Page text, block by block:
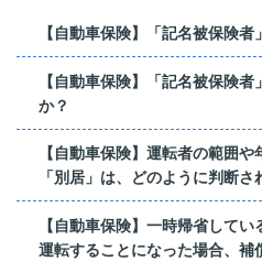
【自動車保険】「記名被保険者
【自動車保険】「記名被保険
か？
【自動車保険】運転者の範囲
「別居」は、どのように判断さ
【自動車保険】一時帰省して
運転することになった場合、補